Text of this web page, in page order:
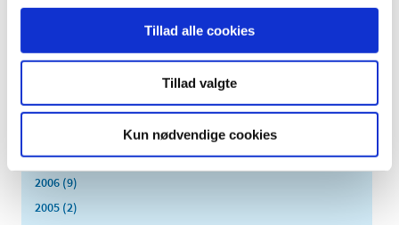
Tillad alle cookies
Tillad valgte
Kun nødvendige cookies
februar (3)
2011 (13)
2009 (14)
2007 (3)
2006 (9)
2005 (2)